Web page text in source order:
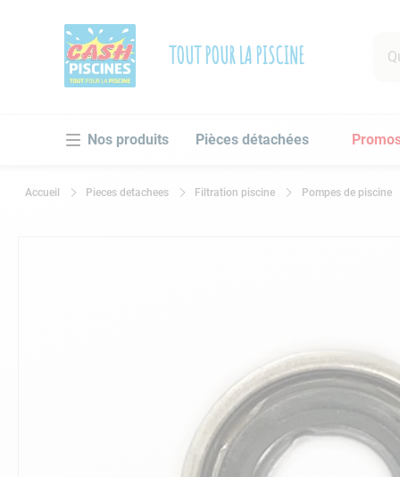
TOUT POUR LA PISCINE
Pièces détachées
Pieces detachees Filtration piscine Pompes de piscine
1.
8.
9.